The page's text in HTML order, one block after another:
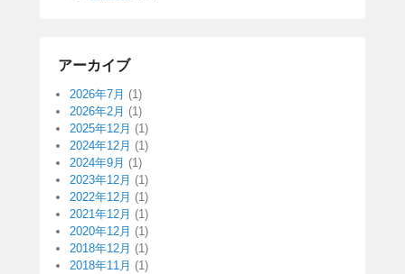
アーカイブ
2026年7月 (1)
2026年2月 (1)
2025年12月 (1)
2024年12月 (1)
2024年9月 (1)
2023年12月 (1)
2022年12月 (1)
2021年12月 (1)
2020年12月 (1)
2018年12月 (1)
2018年11月 (1)